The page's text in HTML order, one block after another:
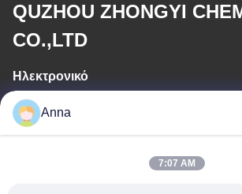
QUZHOU ZHONGYI
CO.,LTD
Ηλεκτρονικό
wfmbeide@163.com
Anna
7:07 AM